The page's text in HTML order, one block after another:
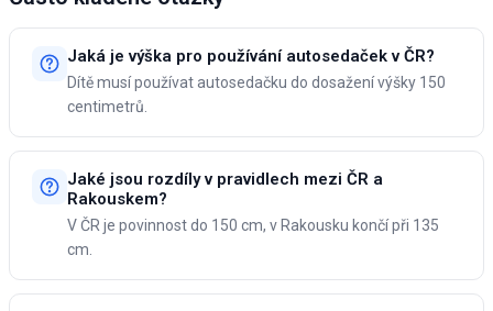
Jaká je výška pro používání autosedaček v ČR?
Dítě musí používat autosedačku do dosažení výšky 150
centimetrů.
Jaké jsou rozdíly v pravidlech mezi ČR a
Rakouskem?
V ČR je povinnost do 150 cm, v Rakousku končí při 135
cm.